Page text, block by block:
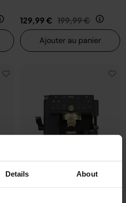
Details About
129,99 € Prix réduit de
199,99 € au
Ajouter au panier